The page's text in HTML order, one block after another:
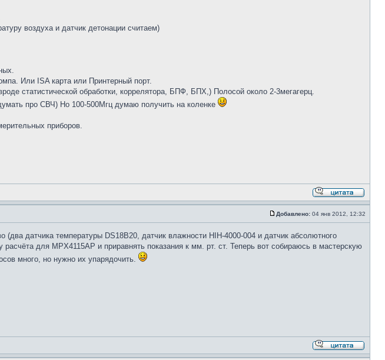
воздуха и датчик детонации считаем)
Или ISA карта или Принтерный порт.
статистической обработки, коррелятора, БПФ, БПХ,) Полосой около 2-3мегагерц.
про СВЧ) Но 100-500Мгц думаю получить на коленке
приборов.
Добавлено: 04 янв 2012, 12:32
(два датчика температуры DS18B20, датчик влажности HIH-4000-004 и датчик абсолютного
для MPX4115AP и приравнять показания к мм. рт. ст. Теперь вот собираюсь в мастерскую
много, но нужно их упарядочить.